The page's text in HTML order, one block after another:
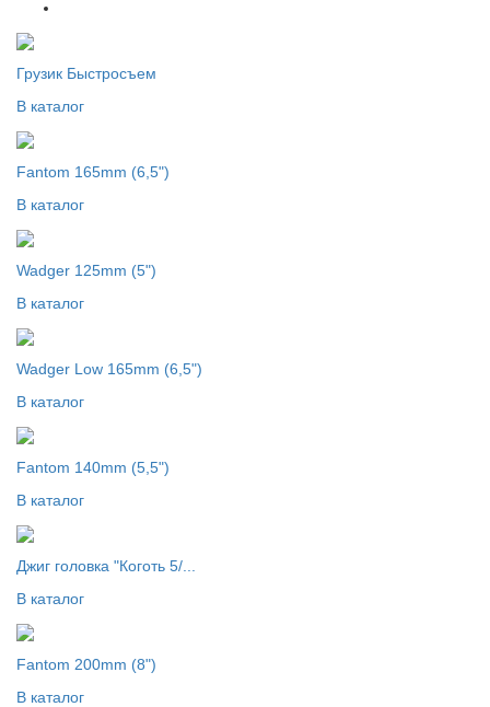
Грузик Быстросъем
В каталог
Fantom 165mm (6,5")
В каталог
Wadger 125mm (5")
В каталог
Wadger Low 165mm (6,5")
В каталог
Fantom 140mm (5,5")
В каталог
Джиг головка "Коготь 5/...
В каталог
Fantom 200mm (8")
В каталог